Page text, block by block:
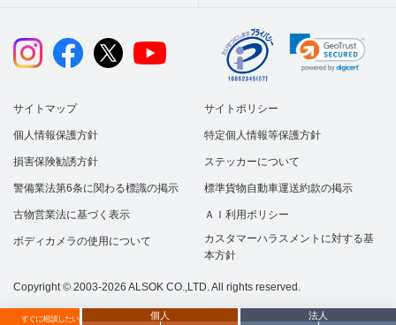
すぐに相談したい 個人 法人
サイトマップ サイトポリシー
個人情報保護方針 特定個人情報等保護方針
損害保険勧誘方針 ステッカーについて
警備業法第6条に関わる標識の掲示 標準貨物自動車運送約款の掲示
古物営業法に基づく表示 ＡＩ利用ポリシー
ボディカメラの使用について
カスタマーハラスメントに対する基
本方針
Copyright © 2003-2026 ALSOK CO.,LTD. All rights reserved.